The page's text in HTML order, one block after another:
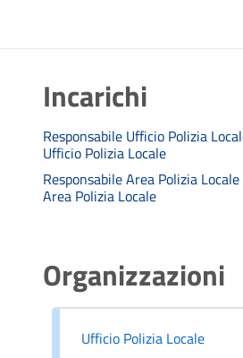
Incarichi
Responsabile Ufficio Polizia
Ufficio Polizia Locale
Responsabile Area Polizia Locale
Area Polizia Locale
Organizzazioni
Ufficio Polizia Locale